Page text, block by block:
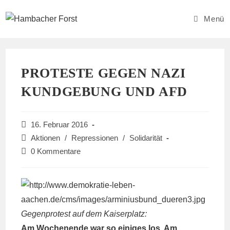
Inhalt
Menü
PROTESTE GEGEN NAZI
KUNDGEBUNG UND AFD
Beitrag
veröffentlicht:
16. Februar 2016
Beitrags-
Kategorie:
Aktionen / Repressionen /
Solidarität
Beitrags-
0 Kommentare
Gegenprotest auf dem Kaiserplatz:
Am Wochenende war so einiges los. Am